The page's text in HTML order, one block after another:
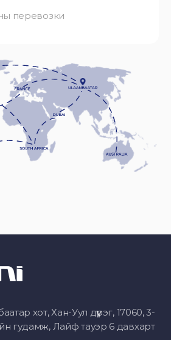
перевозки
хот, Хан-Уул дүүрэг, 17060, 3-
гудамж, Лайф тауэр 6 давхарт